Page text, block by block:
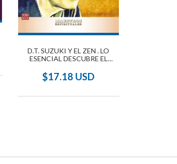
D.T. SUZUKI Y EL ZEN . LO
ESENCIAL DESCUBRE EL
$17.18 USD